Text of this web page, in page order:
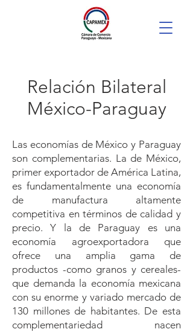
Relación Bilateral
México-Paraguay
Las economías de México y Paraguay
son complementarias. La de México,
primer exportador de América Latina,
es fundamentalmente una economía
de manufactura altamente
competitiva en términos de calidad y
precio. Y la de Paraguay es una
economía agroexportadora que
ofrece una amplia gama de
productos -como granos y cereales-
que demanda la economía mexicana
con su enorme y variado mercado de
130 millones de habitantes. De esta
complementariedad nacen